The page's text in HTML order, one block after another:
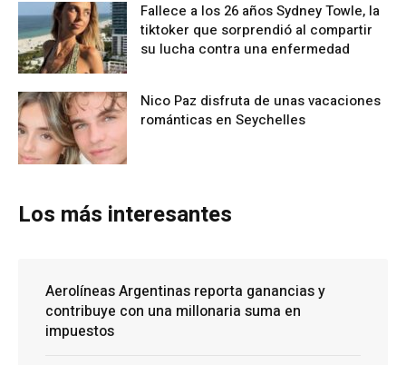
Fallece a los 26 años Sydney Towle, la
tiktoker que sorprendió al compartir
su lucha contra una enfermedad
Nico Paz disfruta de unas vacaciones
románticas en Seychelles
Los más interesantes
Aerolíneas Argentinas reporta ganancias y
contribuye con una millonaria suma en
impuestos